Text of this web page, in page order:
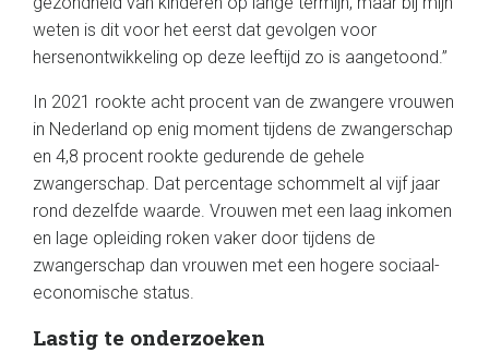
weten is dit voor het eerst dat gevolgen voor
hersenontwikkeling op deze leeftijd zo is aangetoond.”
In 2021 rookte acht procent van de zwangere vrouwen
in Nederland op enig moment tijdens de zwangerschap
en 4,8 procent rookte gedurende de gehele
zwangerschap. Dat percentage schommelt al vijf jaar
rond dezelfde waarde. Vrouwen met een laag inkomen
en lage opleiding roken vaker door tijdens de
zwangerschap dan vrouwen met een hogere sociaal-
economische status.
Lastig te onderzoeken